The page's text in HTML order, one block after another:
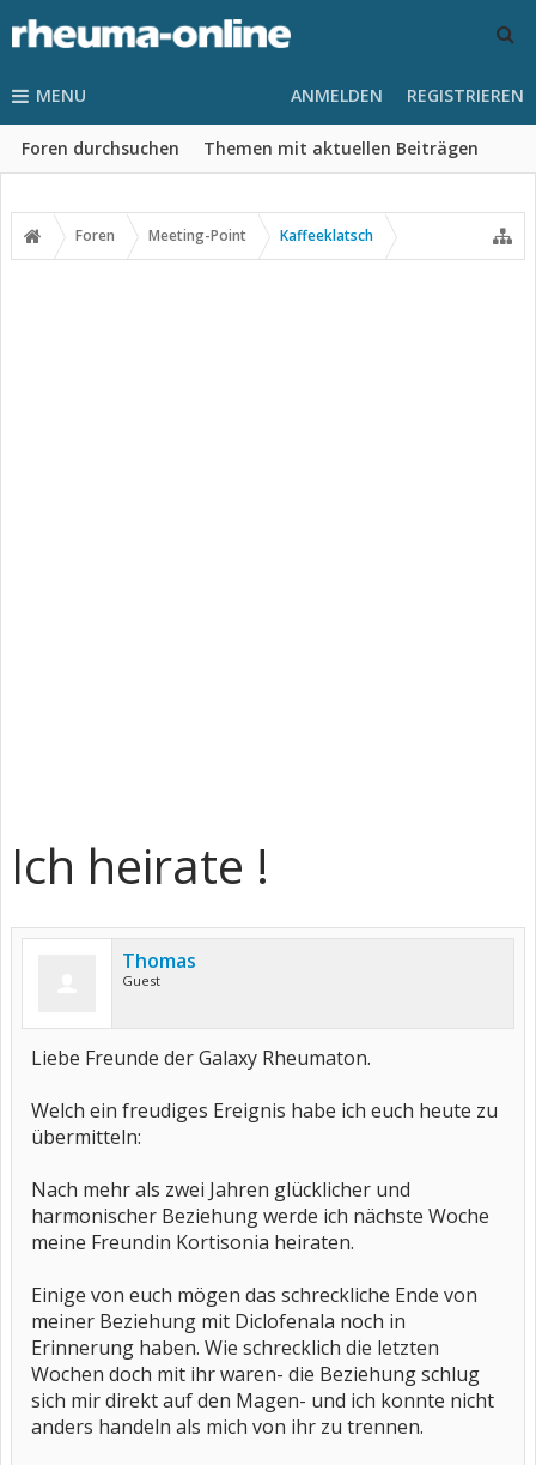
MENU
Foren durchsuchen Themen mit aktuellen Beiträgen
ANMELDEN REGISTRIEREN
Foren Meeting-Point Kaffeeklatsch
Ich heirate !
Thomas
Guest
Liebe Freunde der Galaxy Rheumaton.
Welch ein freudiges Ereignis habe ich euch heute zu
übermitteln:
Nach mehr als zwei Jahren glücklicher und
harmonischer Beziehung werde ich nächste Woche
meine Freundin Kortisonia heiraten.
Einige von euch mögen das schreckliche Ende von
meiner Beziehung mit Diclofenala noch in
Erinnerung haben. Wie schrecklich die letzten
Wochen doch mit ihr waren- die Beziehung schlug
sich mir direkt auf den Magen- und ich konnte nicht
anders handeln als mich von ihr zu trennen.